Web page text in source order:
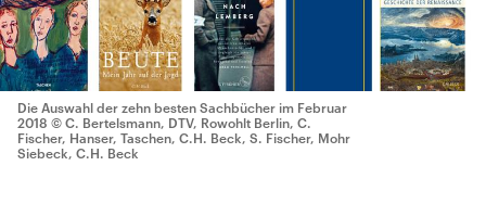
Die Auswahl der zehn besten Sachbücher im Februar
2018 © C. Bertelsmann, DTV, Rowohlt Berlin, C.
Fischer, Hanser, Taschen, C.H. Beck, S. Fischer, Mohr
Siebeck, C.H. Beck